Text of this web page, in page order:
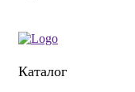
Каталог